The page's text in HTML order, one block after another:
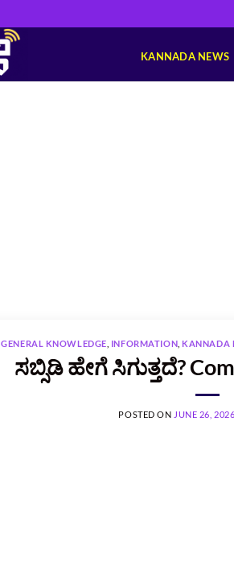
KANNADA NEWS
GENERAL KNOWLEDGE INFORMATION ,KANNADA
ಸಬ್ಸಿಡಿ ಹೇಗೆ ಸಿಗುತ್ತದೆ?
POSTED ON JUNE 26, 2026